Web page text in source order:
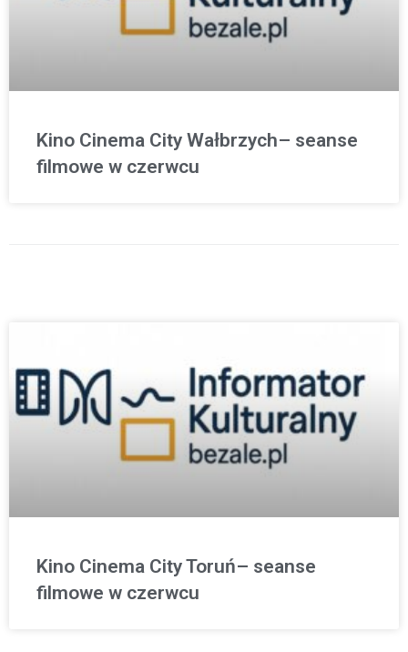
Kino Cinema City Wałbrzych– seanse
filmowe w czerwcu
Kino Cinema City Toruń– seanse
filmowe w czerwcu